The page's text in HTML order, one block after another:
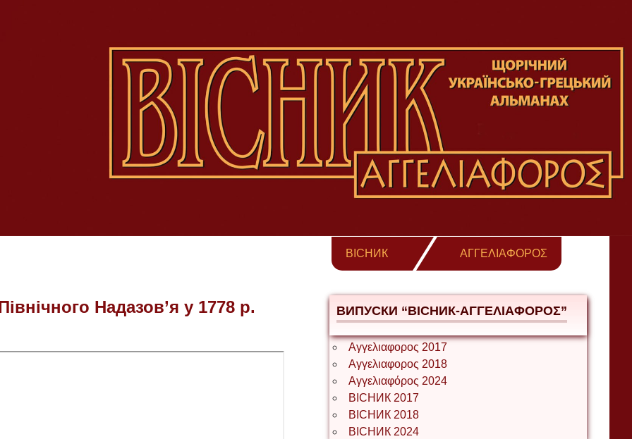
ВІСНИК ΑΓΓΕΛΙΑΦΟΡΟΣ
Надазов’я у 1778 р. ВИПУСКИ “ВІСНИК-ΑΓΓΕΛΙΑΦΟΡΟΣ”
Αγγελιαφορος 2017
Αγγελιαφορος 2018
Αγγελιαφόρος 2024
ВІСНИК 2017
ВІСНИК 2018
ВІСНИК 2024